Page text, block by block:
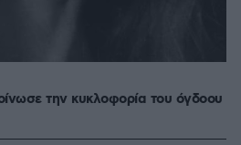
την κυκλοφορία του όγδοου